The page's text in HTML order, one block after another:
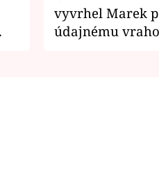
vyvrhel Marek
údajnému